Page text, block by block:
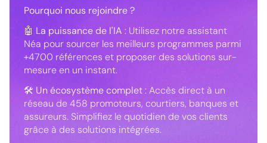
Pourquoi nous rejoindre ?
🤖 La puissance de l'IA : Utilisez notre assistant
Néa pour sourcer les meilleurs programmes parmi
+4700 références et proposer des solutions sur-
mesure en un instant.
🛠 Un écosystème complet: Accès direct à un
réseau de 458 promoteurs, courtiers, banques et
assureurs. Simplifiez le quotidien de vos clients
grâce à des solutions intégrées.